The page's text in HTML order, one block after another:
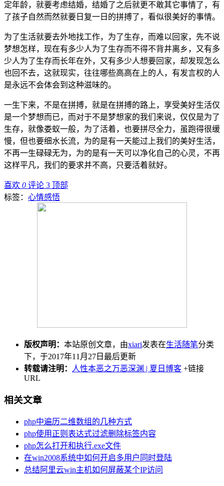
定年龄，就要考虑结婚，结婚了之后就更不敢其它事情了，有
了孩子自然而然就要日复一日的拼搏了，看似很美好的事情。
为了生活就要去外地找工作，为了生存，而难以回家，先不说
梦想怎样，现在有多少人为了生存而不得不背井离乡，又有多
少人为了生存而长年在外，又有多少人想要回家，却发现怎么
也回不去，这就现实，往往哪些高高在上的人，有发言权的人
是永远不会体会到这种滋味的。
一生下来，不是在拼搏，就是在拼搏的路上，享受美好生活仅
是一个梦想而已，而对于不是梦想家的我们来说，仅仅是为了
生存，就像娄蚁一般，为了活着，也要拼尽全力，虽跑得很缓
慢，但也要细水长流，为的是有一天能过上我们的美好生活，
不再一生碌碌无为，为的是有一天可以净化自己的心灵，不再
这样平凡，我们的要求并不高，只要活着就好。
喜欢 0 评论 3 顶部
标签： 心情感悟
版权声明： 本站原创文章，由xiari发表在生活随笔分类
下，于2017年11月27日最后更新
转载请注明：
人性本恶之万恶深渊 | 夏日博客 +链接
URL
相关文章
php中遍历二维数组的几种方式
php使用正则表达式过滤删除标签内容
php怎么打开和执行.exe文件
在win2008系统中如何开启多用户同时登陆
总结阿里云win主机如何屏蔽某个IP访问